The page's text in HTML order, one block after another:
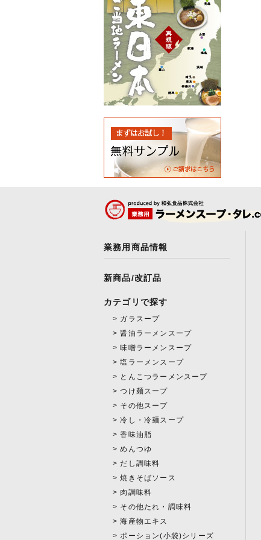
業務用商品情報
新商品/改訂品
カテゴリで探す
ガラスープ
醤油ラーメンスープ
味噌ラーメンスープ
塩ラーメンスープ
とんこつラーメンスープ
つけ麺スープ
その他スープ
冷し・冷麺スープ
香味油脂
めんつゆ
だし調味料
焼きそばソース
肉調味料
その他たれ・調味料
海産物エキス
ポーション(小袋)シリーズ